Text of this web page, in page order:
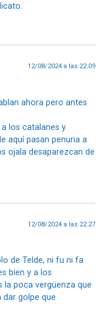
12/08/2024 a las 22:09
ahora pero antes
los catalanes y
aquí pasan penuria a
ojala desaparezcan de
12/08/2024 a las 22:27
de Telde, ni fu ni fa
bien y a los
poca vergüenza que
dar golpe que